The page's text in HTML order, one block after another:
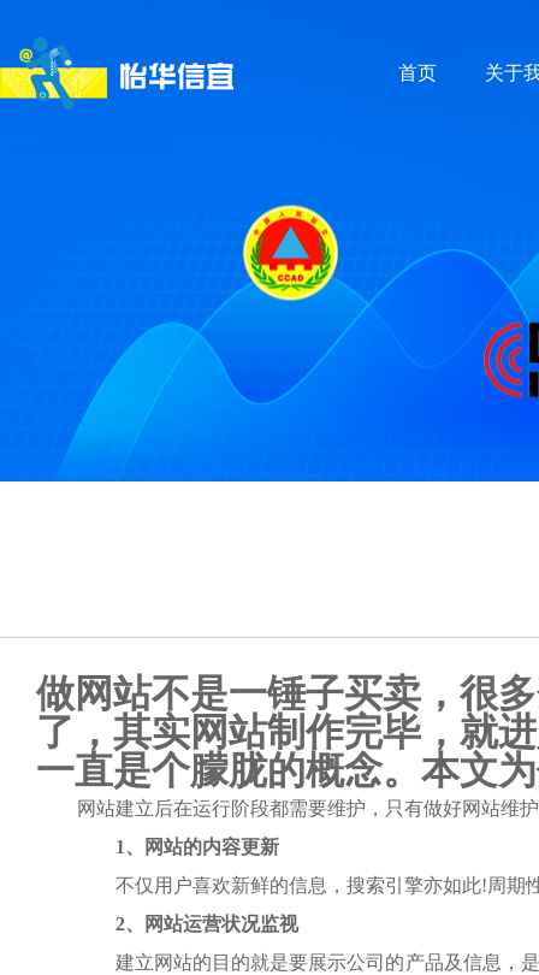
首页 关于
做网站不是一锤子买卖，很
了，其实网站制作完毕，就
一直是个朦胧的概念。本文
网站建立后在运行阶段都需要维护，只有做好网站维
1、网站的内容更新
不仅用户喜欢新鲜的信息，搜索引擎亦如此!周期
2、网站运营状况监视
建立网站的目的就是要展示公司的产品及信息，是